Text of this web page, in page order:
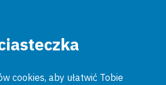
cookies, aby ułatwić Tobie